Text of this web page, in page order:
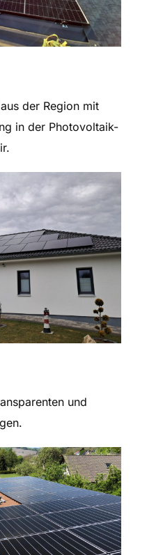
der Region mit
in der Photovoltaik-
und